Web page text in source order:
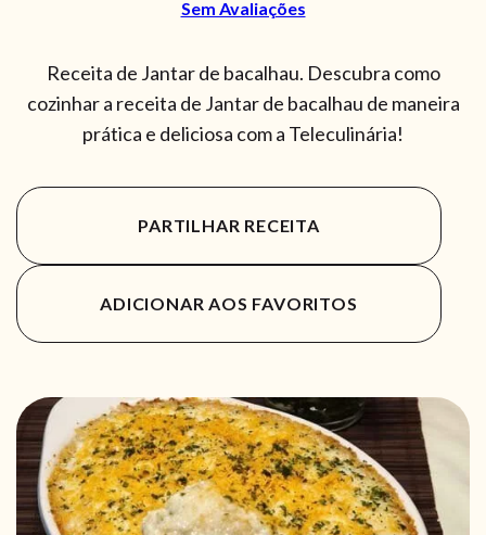
Sem Avaliações
Receita de Jantar de bacalhau. Descubra como
cozinhar a receita de Jantar de bacalhau de maneira
prática e deliciosa com a Teleculinária!
PARTILHAR RECEITA
ADICIONAR AOS FAVORITOS